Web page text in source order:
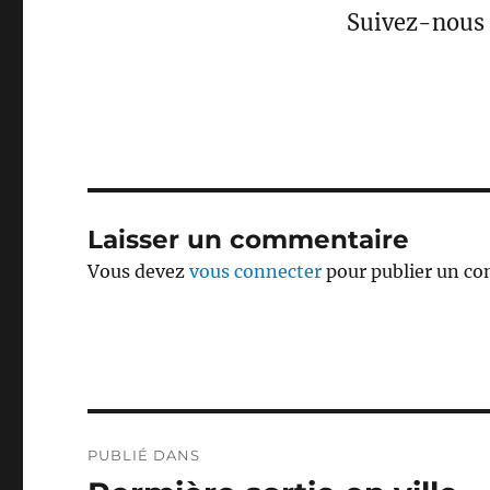
Suivez-nous
Laisser un commentaire
Vous devezvous connecter pour publier un
de
PUBLIÉ DANS